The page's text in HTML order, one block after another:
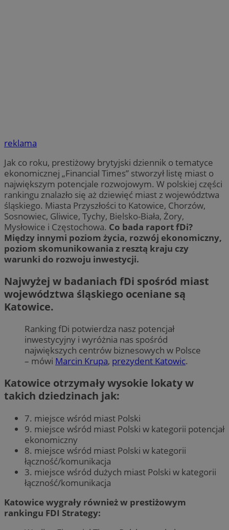
reklama
Jak co roku, prestiżowy brytyjski dziennik o tematyce
ekonomicznej „Financial Times” stworzył listę miast o
największym potencjale rozwojowym. W polskiej części
rankingu znalazło się aż dziewięć miast z województwa
śląskiego. Miasta Przyszłości to Katowice, Chorzów,
Sosnowiec, Gliwice, Tychy, Bielsko-Biała, Żory,
Mysłowice i Częstochowa. Co bada raport fDi?
Między innymi poziom życia, rozwój ekonomiczny,
poziom skomunikowania z resztą kraju czy
warunki do rozwoju inwestycji.
Najwyżej w badaniach fDi spośród miast
województwa śląskiego oceniane są
Katowice.
Ranking fDi potwierdza nasz potencjał
inwestycyjny i wyróżnia nas spośród
największych centrów biznesowych w Polsce
– mówi Marcin Krupa, prezydent Katowic.
Katowice otrzymały wysokie lokaty w
takich dziedzinach jak:
7. miejsce wśród miast Polski
9. miejsce wśród miast Polski w kategorii potencjał
ekonomiczny
8. miejsce wśród miast Polski w kategorii
łączność/komunikacja
3. miejsce wśród dużych miast Polski w kategorii
łączność/komunikacja
Katowice wygrały również w prestiżowym
rankingu FDI Strategy: